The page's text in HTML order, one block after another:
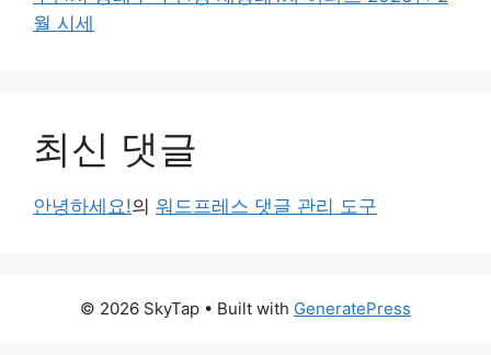
월 시세
최신 댓글
안녕하세요!의 워드프레스 댓글 관리 도구
© 2026 SkyTap • Built with GeneratePress